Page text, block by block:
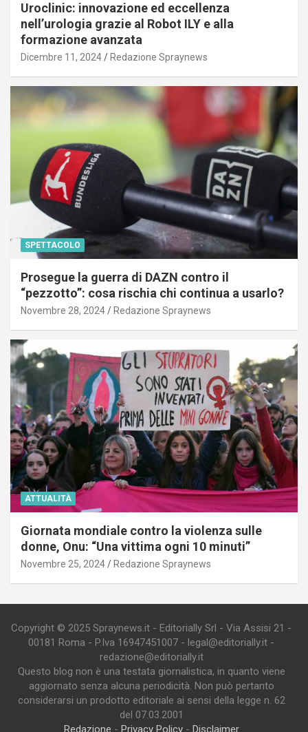
Uroclinic: innovazione ed eccellenza
nell’urologia grazie al Robot ILY e alla
formazione avanzata
Dicembre 11, 2024 Redazione Spraynews
SPETTACOLO
Prosegue la guerra di DAZN contro il
“pezzotto”: cosa rischia chi continua a usarlo?
Novembre 28, 2024 Redazione Spraynews
ATTUALITÀ
Giornata mondiale contro la violenza sulle
donne, Onu: “Una vittima ogni 10 minuti”
Novembre 25, 2024 Redazione Spraynews
Copyright © 2025 Spraynews.it - Editorially Srl - Via Assisi 21 -
00181 Roma - P.Iva 16947451007 - legal@editorially.it -
redazione@editorially.it
Questo blog non è una testata giornalistica, in quanto viene
aggiornato senza alcuna periodicità. Non può pertanto
considerarsi un prodotto editoriale ai sensi della legge n. 62
del 07.03.2001
Redazione - Privacy Policy- Disclaimer